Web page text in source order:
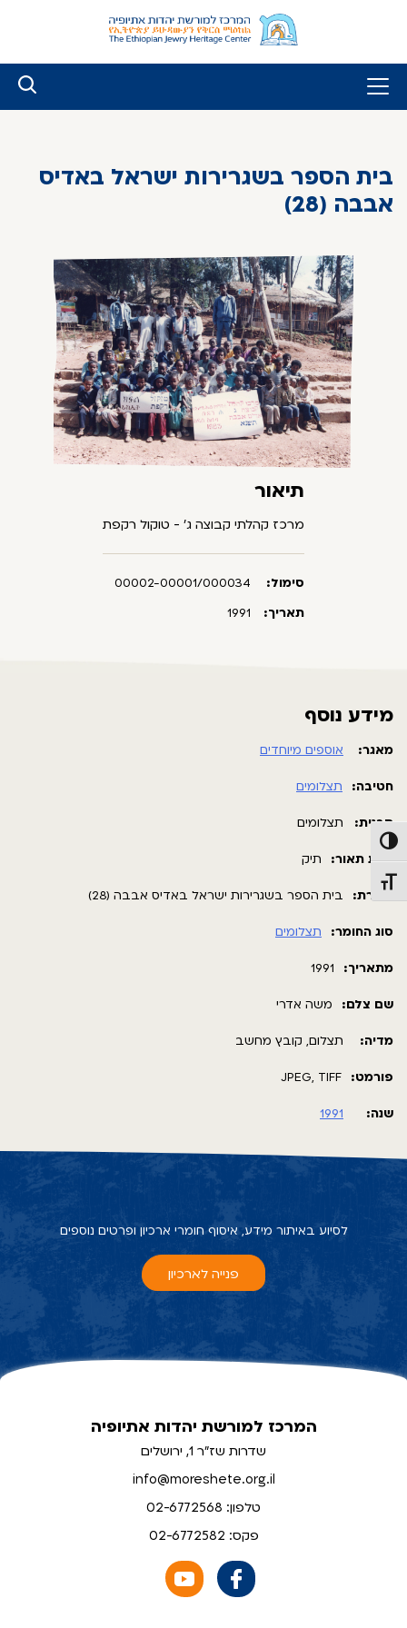
הפעל/כבה ניגודיות גבוהה
מתג גודל גופן
בית הספר בשגרירות ישראל באדיס
אבבה (28)
תיאור
מרכז קהלתי קבוצה ג' - טוקול רקפת
סימול:
תאריך:
מידע נוסף
מאגר: אוספים מיוחדים
חטיבה: תצלומים
תבנית: תצלומים
רמת תאור: תיק
כותרת: בית הספר בשגרירות ישראל באדיס אבבה (28)
סוג החומר: תצלומים
מתאריך: 1991
שם צלם: משה אדרי
מדיה: תצלום, קובץ מחשב
פורמט: JPEG, TIFF
שנה: 1991
לסיוע באיתור מידע, איסוף חומרי ארכיון ופרטים נוספים
פנייה לארכיון
המרכז למורשת יהדות אתיופיה
שדרות שז"ר 1, ירושלים
info@moreshete.org.il
טלפון: 02-6772568
פקס: 02-6772582